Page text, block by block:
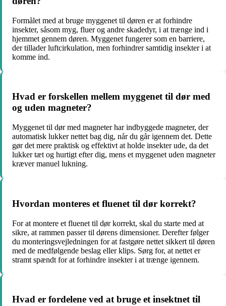
Formålet med at bruge myggenet til døren er at forhindre
insekter, såsom myg, fluer og andre skadedyr, i at trænge ind i
hjemmet gennem døren. Myggenet fungerer som en barriere,
der tillader luftcirkulation, men forhindrer samtidig insekter i at
komme ind.
Hvad er forskellen mellem myggenet til dør med
og uden magneter?
Myggenet til dør med magneter har indbyggede magneter, der
automatisk lukker nettet bag dig, når du går igennem det. Dette
gør det mere praktisk og effektivt at holde insekter ude, da det
lukker tæt og hurtigt efter dig, mens et myggenet uden magneter
kræver manuel lukning.
Hvordan monteres et fluenet til dør korrekt?
For at montere et fluenet til dør korrekt, skal du starte med at
sikre, at rammen passer til dørens dimensioner. Derefter følger
du monteringsvejledningen for at fastgøre nettet sikkert til døren
med de medfølgende beslag eller klips. Sørg for, at nettet er
stramt spændt for at forhindre insekter i at trænge igennem.
Hvad er fordelene ved at bruge et insektnet til